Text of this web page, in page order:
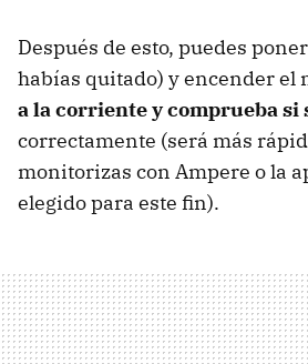
Después de esto, puedes
habías quitado) y encender el
a la corriente y comprueba si
correctamente (será más
monitorizas con Ampere o la
elegido para este fin).